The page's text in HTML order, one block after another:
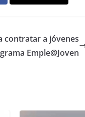
contratar a jóvenes
Emple@Joven